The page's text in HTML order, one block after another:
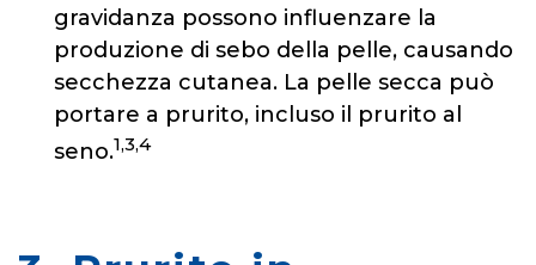
gravidanza possono influenzare la
produzione di sebo della pelle, causando
secchezza cutanea. La pelle secca può
portare a prurito, incluso il prurito al
seno.1,3,4